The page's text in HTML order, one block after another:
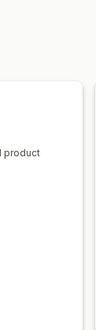
product